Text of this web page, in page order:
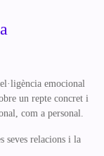
emocional
un repte concret i
com a personal.
seves relacions i la